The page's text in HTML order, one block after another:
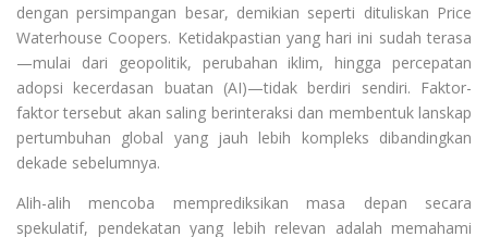
dengan persimpangan besar, demikian seperti dituliskan Price
Waterhouse Coopers. Ketidakpastian yang hari ini sudah terasa
—mulai dari geopolitik, perubahan iklim, hingga percepatan
adopsi kecerdasan buatan (AI)—tidak berdiri sendiri. Faktor-
faktor tersebut akan saling berinteraksi dan membentuk lanskap
pertumbuhan global yang jauh lebih kompleks dibandingkan
dekade sebelumnya.
Alih-alih mencoba memprediksikan masa depan secara
spekulatif, pendekatan yang lebih relevan adalah memahami